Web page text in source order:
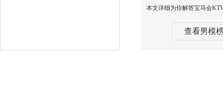
查看男模